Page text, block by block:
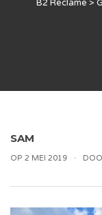
B2 Reclame >
SAM
OP 2 MEI 2019